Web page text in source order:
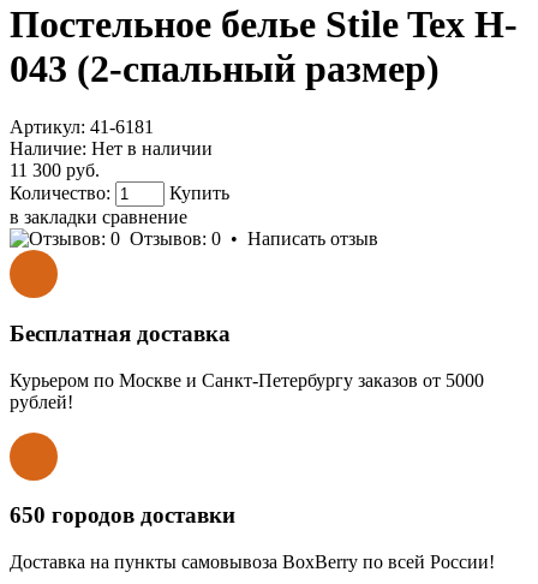
Постельное белье Stile Tex H-
043 (2-спальный размер)
Артикул: 41-6181
Наличие: Нет в наличии
11 300 руб.
Количество:
Купить
в закладки сравнение
Отзывов: 0 • Написать отзыв
Бесплатная доставка
Курьером по Москве и Санкт-Петербургу заказов от 5000
рублей!
650 городов доставки
Доставка на пункты самовывоза BoxBerry по всей России!